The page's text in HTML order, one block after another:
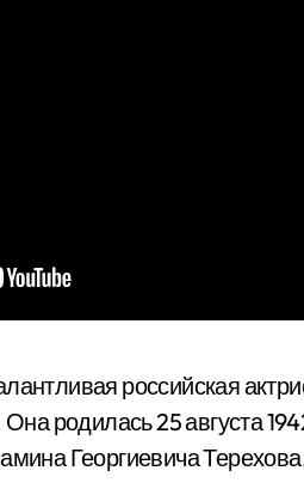
российская
родилась 25 августа
Георгиевича